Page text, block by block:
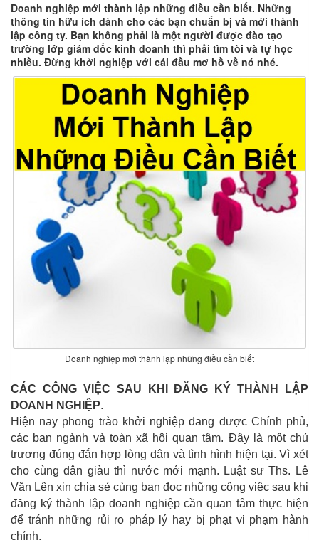
Doanh nghiệp mới thành lập những điều cần biết. Những
thông tin hữu ích dành cho các bạn chuẩn bị và mới thành
lập công ty. Bạn không phải là một người được đào tạo
trường lớp giám đốc kinh doanh thì phải tìm tòi và tự học
nhiều. Đừng khởi nghiệp với cái đầu mơ hồ về nó nhé.
Doanh nghiệp mới thành lập những điều cần biết
CÁC CÔNG VIỆC SAU KHI ĐĂNG KÝ THÀNH LẬP
DOANH NGHIỆP.
Hiện nay phong trào khởi nghiệp đang được Chính phủ,
các ban ngành và toàn xã hội quan tâm. Đây là một chủ
trương đúng đắn hợp lòng dân và tình hình hiện tại. Vì xét
cho cùng dân giàu thì nước mới mạnh. Luật sư Ths. Lê
Văn Lên xin chia sẻ cùng bạn đọc những công việc sau khi
đăng ký thành lập doanh nghiệp cần quan tâm thực hiện
để tránh những rủi ro pháp lý hay bị phạt vi phạm hành
chính.